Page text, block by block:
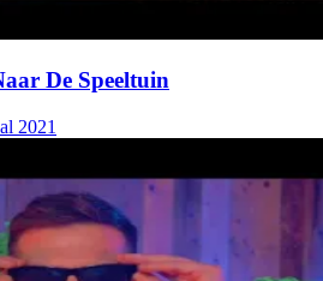
De Speeltuin
2021